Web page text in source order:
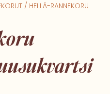
/ HELLÄ-RANNEKORU